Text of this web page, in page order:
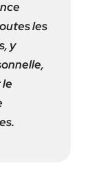
les
y